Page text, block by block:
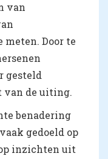
van
meten. Door te
gesteld
de uiting.
benadering
gedoeld op
inzichten uit